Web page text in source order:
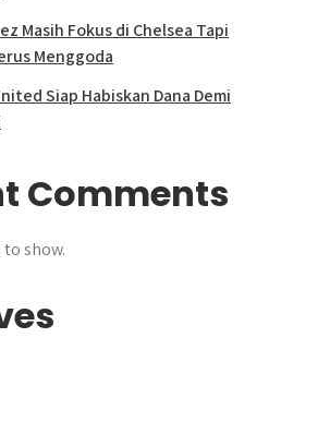
Masih Fokus di Chelsea Tapi
Menggoda
Siap Habiskan Dana Demi
Comments
show.